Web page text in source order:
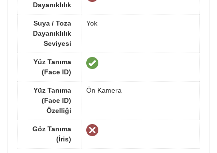
Dayanıklılık
Suya / Toza
Dayanıklılık
Seviyesi
Yok
Yüz Tanıma
(Face ID)
Yüz Tanıma
(Face ID)
Özelliği
Ön Kamera
Göz Tanıma
(İris)